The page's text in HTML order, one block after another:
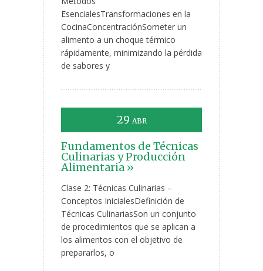
EsencialesTransformaciones en la
CocinaConcentraciónSometer un
alimento a un choque térmico
rápidamente, minimizando la pérdida
de sabores y
29 ABR
Fundamentos de Técnicas
Culinarias y Producción
Alimentaria »
Clase 2: Técnicas Culinarias –
Conceptos InicialesDefinición de
Técnicas CulinariasSon un conjunto
de procedimientos que se aplican a
los alimentos con el objetivo de
prepararlos, o